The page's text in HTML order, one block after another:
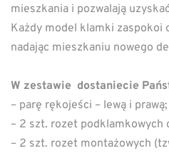
mieszkania i pozwalają
Każdy model klamki zaspokoi
nadając mieszkaniu nowego
W zestawie dostaniecie
– parę rękojeści – lewą i prawą;
– 2 szt. rozet podklamkowych
– 2 szt. rozet montażowych